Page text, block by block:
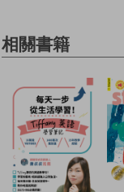
相關書籍